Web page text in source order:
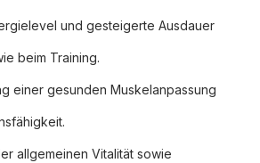
und gesteigerte Ausdauer
beim Training.
einer gesunden Muskelanpassung
allgemeinen Vitalität sowie